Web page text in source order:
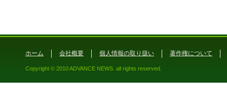
ホーム 会社概要 個人情報の取り扱い 著作権について
Copyright © 2010 ADVANCE NEWS. all rights reserved.